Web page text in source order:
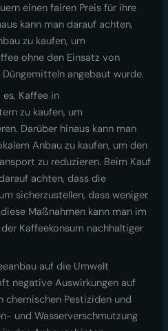
einen fairen Preis für ihre
kann man darauf achten,
zu kaufen, um
ohne den Einsatz von
angebaut wurde.
Kaffee in
zu kaufen, um
Darüber hinaus kann man
Anbau zu kaufen, um den
zu reduzieren. Beim Kauf
achten, dass die
sicherzustellen, dass weniger
Maßnahmen kann man im
Kaffeekonsum nachhaltiger
auf die Umwelt
negative Auswirkungen auf
chemischen Pestiziden und
und Wasserverschmutzung